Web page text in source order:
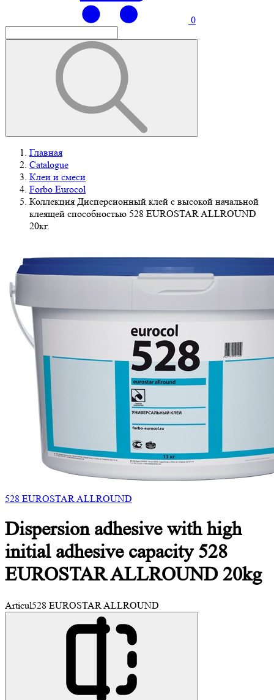
0
Главная
Catalogue
Клеи и смеси
Forbo Eurocol
Коллекция Дисперсионный клей с высокой начальной
клеящей способностью 528 EUROSTAR ALLROUND
20кг.
528 EUROSTAR ALLROUND
Dispersion adhesive with high
initial adhesive capacity 528
EUROSTAR ALLROUND 20kg
Articul528 EUROSTAR ALLROUND